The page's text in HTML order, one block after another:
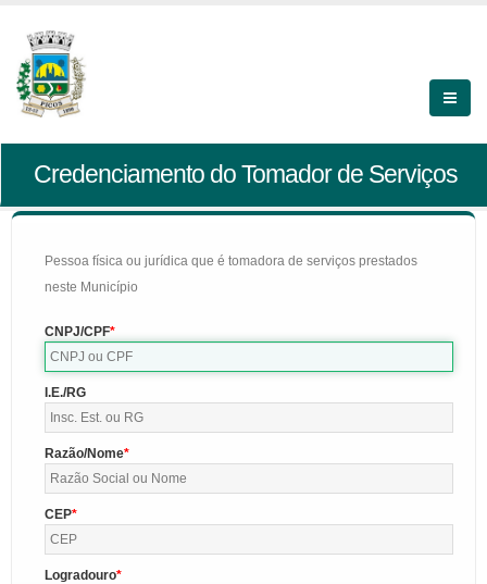
Credenciamento do Tomador de Serviços
Pessoa física ou jurídica que é tomadora de serviços prestados
neste Município
CNPJ/CPF
I.E./RG
Razão/Nome
CEP
Logradouro